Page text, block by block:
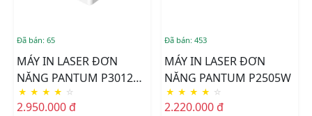
Đã bán: 65
MÁY IN LASER ĐƠN
NĂNG PANTUM P3012D
[ƯU ĐÃI CỰC SỐC]
★ ★ ★ ★ ☆
2.950.000 đ
Đã bán: 453
MÁY IN LASER ĐƠN
NĂNG PANTUM P2505W
★ ★ ★ ★ ☆
2.220.000 đ